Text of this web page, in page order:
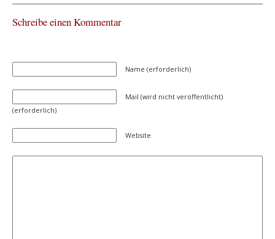
Schreibe einen Kommentar
Name (erforderlich)
Mail (wird nicht veröffentlicht)
(erforderlich)
Website